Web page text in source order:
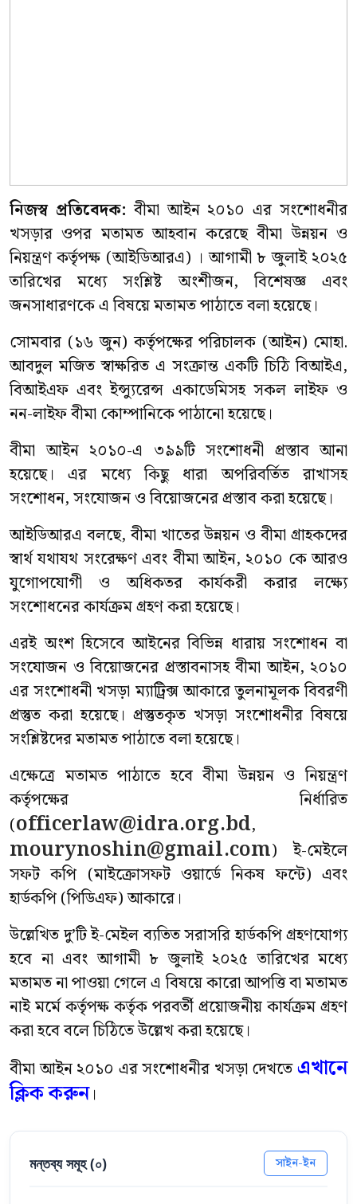
নিজস্ব প্রতিবেদক: বীমা আইন ২০১০ এর সংশোধনীর
খসড়ার ওপর মতামত আহবান করেছে বীমা উন্নয়ন ও
নিয়ন্ত্রণ কর্তৃপক্ষ (আইডিআরএ) । আগামী ৮ জুলাই ২০২৫
তারিখের মধ্যে সংশ্লিষ্ট অংশীজন, বিশেষজ্ঞ এবং
জনসাধারণকে এ বিষয়ে মতামত পাঠাতে বলা হয়েছে।
সোমবার (১৬ জুন) কর্তৃপক্ষের পরিচালক (আইন) মোহা.
আবদুল মজিত স্বাক্ষরিত এ সংক্রান্ত একটি চিঠি বিআইএ,
বিআইএফ এবং ইন্স্যুরেন্স একাডেমিসহ সকল লাইফ ও
নন-লাইফ বীমা কোম্পানিকে পাঠানো হয়েছে।
বীমা আইন ২০১০-এ ৩৯৯টি সংশোধনী প্রস্তাব আনা
হয়েছে। এর মধ্যে কিছু ধারা অপরিবর্তিত রাখাসহ
সংশোধন, সংযোজন ও বিয়োজনের প্রস্তাব করা হয়েছে।
আইডিআরএ বলছে, বীমা খাতের উন্নয়ন ও বীমা গ্রাহকদের
স্বার্থ যথাযথ সংরেক্ষণ এবং বীমা আইন, ২০১০ কে আরও
যুগোপযোগী ও অধিকতর কার্যকরী করার লক্ষ্যে
সংশোধনের কার্যক্রম গ্রহণ করা হয়েছে।
এরই অংশ হিসেবে আইনের বিভিন্ন ধারায় সংশোধন বা
সংযোজন ও বিয়োজনের প্রস্তাবনাসহ বীমা আইন, ২০১০
এর সংশোধনী খসড়া ম্যাট্রিক্স আকারে তুলনামূলক বিবরণী
প্রস্তুত করা হয়েছে। প্রস্তুতকৃত খসড়া সংশোধনীর বিষয়ে
সংশ্লিষ্টদের মতামত পাঠাতে বলা হয়েছে।
এক্ষেত্রে মতামত পাঠাতে হবে বীমা উন্নয়ন ও নিয়ন্ত্রণ
কর্তৃপক্ষের নির্ধারিত
(officerlaw@idra.org.bd,
mourynoshin@gmail.com) ই-মেইলে
সফট কপি (মাইক্রোসফট ওয়ার্ডে নিকষ ফন্টে) এবং
হার্ডকপি (পিডিএফ) আকারে।
উল্লেখিত দু’টি ই-মেইল ব্যতিত সরাসরি হার্ডকপি গ্রহণযোগ্য
হবে না এবং আগামী ৮ জুলাই ২০২৫ তারিখের মধ্যে
মতামত না পাওয়া গেলে এ বিষয়ে কারো আপত্তি বা মতামত
নাই মর্মে কর্তৃপক্ষ কর্তৃক পরবর্তী প্রয়োজনীয় কার্যক্রম গ্রহণ
করা হবে বলে চিঠিতে উল্লেখ করা হয়েছে।
বীমা আইন ২০১০ এর সংশোধনীর খসড়া দেখতেএখানে
ক্লিক করুন।
মন্তব্য সমূহ (০) সাইন-ইন